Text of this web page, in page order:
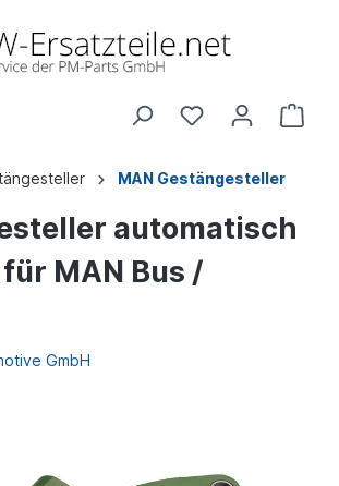
MAN Gestängesteller
automatisch
MAN Bus /
GmbH